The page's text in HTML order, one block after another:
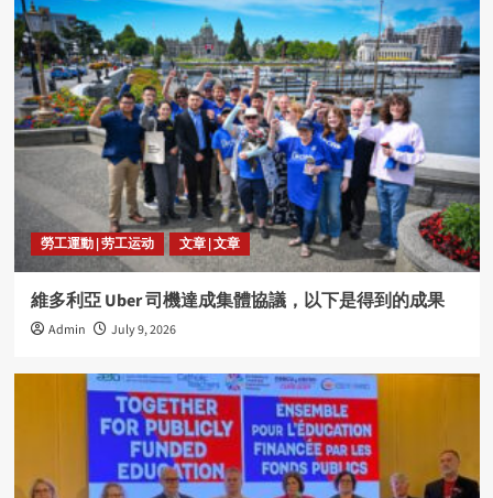
勞工運動 | 劳工运动 文章 | 文章
維多利亞 Uber 司機達成集體協議，以下是得到的成果
Admin July 9, 2026